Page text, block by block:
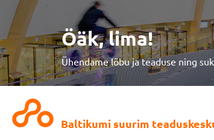
Öäk, lima!
Ühendame lõbu ja teaduse ning
Baltikumi suurim